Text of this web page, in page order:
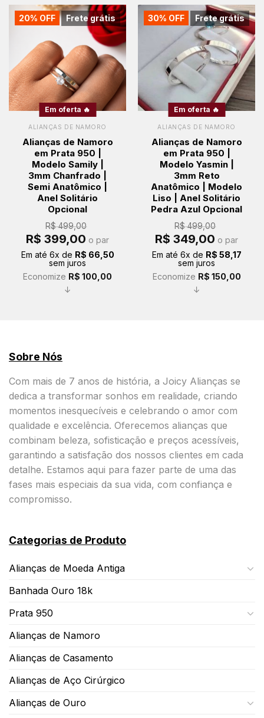
Frete grátis
20% OFF
Em oferta 🔥
ALIANÇAS DE NAMORO
Alianças de Namoro
em Prata 950 |
Modelo Samily |
3mm Chanfrado |
Semi Anatômico |
Anel Solitário
Opcional
R$499,00
O
preço
era:
R$ 499,00.
R$ 399,00 preço
é:
o par
Em até 6x de R$ 66,50
sem juros
Economize R$ 100,00
↓
Frete grátis
30% OFF
Em oferta 🔥
ALIANÇAS DE NAMORO
Alianças de Namoro
em Prata 950 |
Modelo Yasmin |
3mm Reto
Anatômico | Modelo
Liso | Anel Solitário
Pedra Azul Opcional
R$499,00
O
preço
era:
R$ 499,00.
R$ 349,00 preço
é:
o par
Em até 6x de R$ 58,17
sem juros
Economize R$ 150,00
↓
Sobre Nós
Com mais de 7 anos de história, a Joicy Alianças se
dedica a transformar sonhos em realidade, criando
momentos inesquecíveis e celebrando o amor com
qualidade e excelência. Oferecemos alianças que
combinam beleza, sofisticação e preços acessíveis,
garantindo a satisfação dos nossos clientes em cada
detalhe. Estamos aqui para fazer parte de uma das
fases mais especiais da sua vida, com confiança e
compromisso.
Categorias de Produto
Alianças de Moeda Antiga
Banhada Ouro 18k
Prata 950
Alianças de Namoro
Alianças de Casamento
Alianças de Aço Cirúrgico
Alianças de Ouro